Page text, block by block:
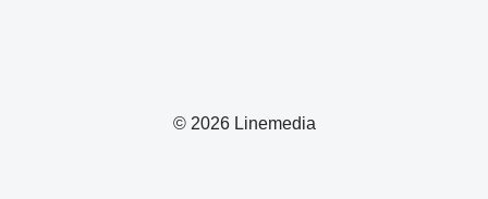
© 2026 Linemedia